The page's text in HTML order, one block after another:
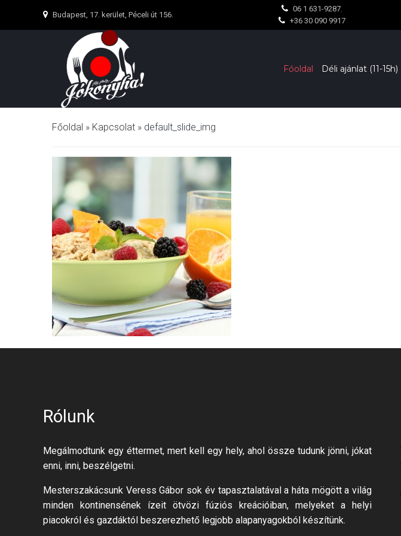
Budapest, 17. kerület, Péceli út 156.
06 1 631-9287,
+36 30 090 9917
Főoldal Déli ajánlat (11-15h)
Főoldal » Kapcsolat » default_slide_img
Rólunk
Megálmodtunk egy éttermet, mert kell egy hely, ahol össze tudunk jönni, jókat
enni, inni, beszélgetni.
Mesterszakácsunk Veress Gábor sok év tapasztalatával a háta mögött a világ
minden kontinensének ízeit ötvözi fúziós kreációiban, melyeket a helyi
piacokról és gazdáktól beszerezhető legjobb alapanyagokból készítünk.